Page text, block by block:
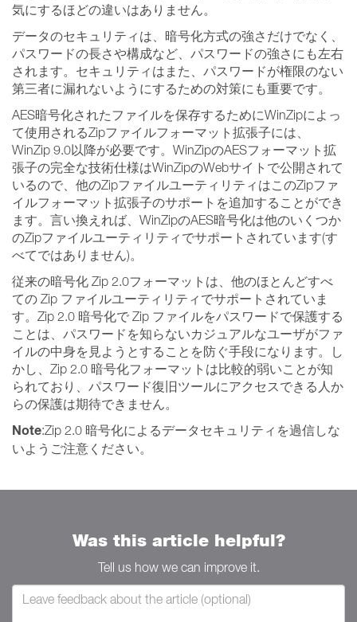
気にするほどの違いはありません。
データのセキュリティは、暗号化方式の強さだけでなく、
パスワードの長さや構成など、パスワードの強さにも左右
されます。セキュリティはまた、パスワードが権限のない
第三者に漏れないようにするための対策にも重要です。
AES暗号化されたファイルを保存するためにWinZipによっ
て使用されるZipファイルフォーマット拡張子には、
WinZip 9.0以降が必要です。WinZipのAESフォーマット拡
張子の完全な技術仕様はWinZipのWebサイトで公開されて
いるので、他のZipファイルユーティリティはこのZipファ
イルフォーマット拡張子のサポートを追加することができ
ます。言い換えれば、WinZipのAES暗号化は他のいくつか
のZipファイルユーティリティでサポートされています(す
べてではありません)。
従来の暗号化 Zip 2.0フォーマットは、他のほとんどすべ
ての Zip ファイルユーティリティでサポートされていま
す。Zip 2.0 暗号化で Zip ファイルをパスワードで保護する
ことは、パスワードを知らないカジュアルなユーザがファ
イルの中身を見ようとすることを防ぐ手段になります。し
かし、Zip 2.0 暗号化フォーマットは比較的弱いことが知
られており、パスワード復旧ツールにアクセスできる人か
らの保護は期待できません。
Note:Zip 2.0 暗号化によるデータセキュリティを過信しな
いようご注意ください。
Was this article helpful?
Tell us how we can improve it.